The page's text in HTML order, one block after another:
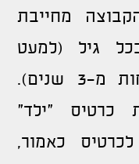
מחייבת
גיל (למעט
תינוקות ופעוטות בני פחות מ-3 שנים).
כרטיס "ילד"
כאמור,